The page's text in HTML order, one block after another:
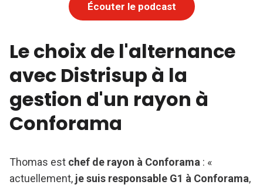
Écouter le podcast
Le choix de l'alternance
avec Distrisup à la
gestion d'un rayon à
Conforama
Thomas est chef de rayon à Conforama : «
actuellement, je suis responsable G1 à Conforama,